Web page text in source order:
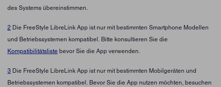
des Systems übereinstimmen.
2 Die FreeStyle LibreLink App ist nur mit bestimmten Smartphone Modellen
und Betriebssystemen kompatibel. Bitte konsultieren Sie die
Kompatibilitätsliste bevor Sie die App verwenden.
3 Die FreeStyle LibreLink App ist nur mit bestimmten Mobilgeräten und
Betriebssystemen kompatibel. Bevor Sie die App nutzen möchten, besuchen